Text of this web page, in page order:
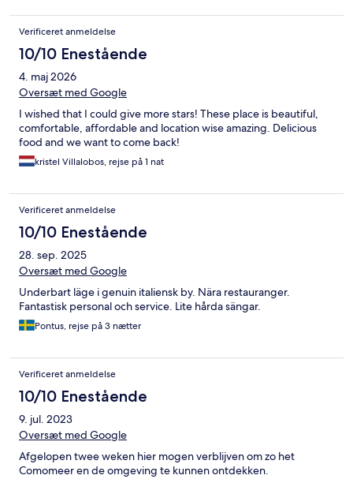
Verificeret anmeldelse
10/10 Enestående
4. maj 2026
Oversæt med Google
I wished that I could give more stars! These place is beautiful,
comfortable, affordable and location wise amazing. Delicious
food and we want to come back!
kristel Villalobos, rejse på 1 nat
Verificeret anmeldelse
10/10 Enestående
28. sep. 2025
Oversæt med Google
Underbart läge i genuin italiensk by. Nära restauranger.
Fantastisk personal och service. Lite hårda sängar.
Pontus, rejse på 3 nætter
Verificeret anmeldelse
10/10 Enestående
9. jul. 2023
Oversæt med Google
Afgelopen twee weken hier mogen verblijven om zo het
Comomeer en de omgeving te kunnen ontdekken.